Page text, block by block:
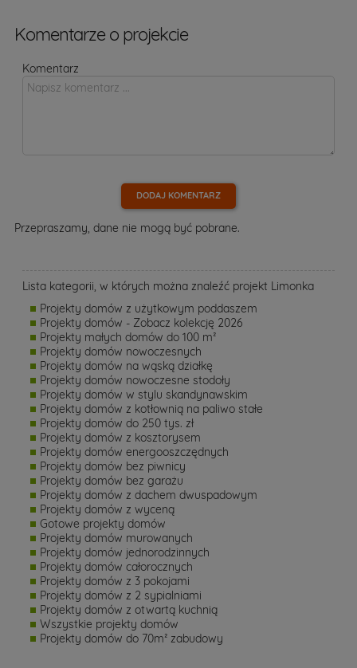
Komentarze o projekcie
Komentarz
DODAJ KOMENTARZ
Przepraszamy, dane nie mogą być pobrane.
Lista kategorii, w których można znaleźć projekt Limonka
Projekty domów z użytkowym poddaszem
Projekty domów - Zobacz kolekcję 2026
Projekty małych domów do 100 m²
Projekty domów nowoczesnych
Projekty domów na wąską działkę
Projekty domów nowoczesne stodoły
Projekty domów w stylu skandynawskim
Projekty domów z kotłownią na paliwo stałe
Projekty domów do 250 tys. zł
Projekty domów z kosztorysem
Projekty domów energooszczędnych
Projekty domów bez piwnicy
Projekty domów bez garażu
Projekty domów z dachem dwuspadowym
Projekty domów z wyceną
Gotowe projekty domów
Projekty domów murowanych
Projekty domów jednorodzinnych
Projekty domów całorocznych
Projekty domów z 3 pokojami
Projekty domów z 2 sypialniami
Projekty domów z otwartą kuchnią
Wszystkie projekty domów
Projekty domów do 70m² zabudowy